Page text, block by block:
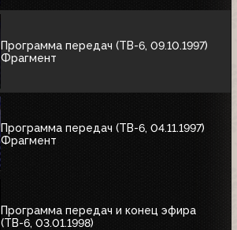
Программа передач (ТВ-6, 09.10.1997)
Фрагмент
Программа передач (ТВ-6, 04.11.1997)
Фрагмент
Программа передач и конец эфира
(ТВ-6, 03.01.1998)